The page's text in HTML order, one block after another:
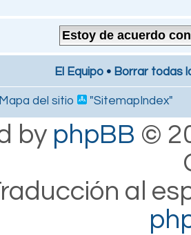
El Equipo • Borrar todas
Mapa del sitio "SitemapIndex"
by phpBB ©
al